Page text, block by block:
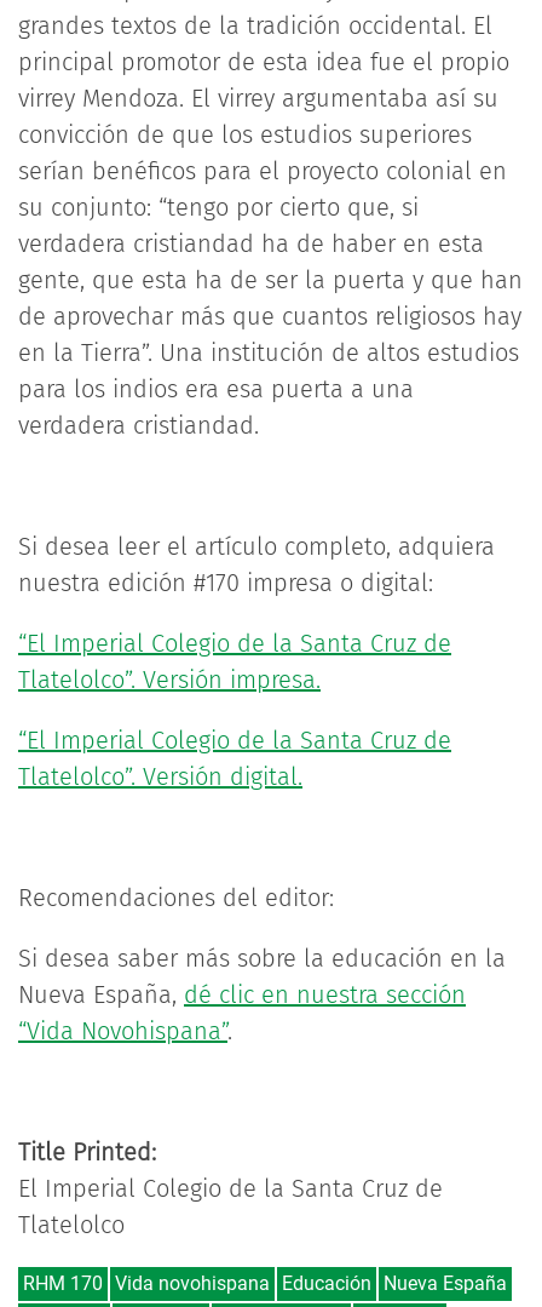
grandes textos de la tradición occidental. El
principal promotor de esta idea fue el propio
virrey Mendoza. El virrey argumentaba así su
convicción de que los estudios superiores
serían benéficos para el proyecto colonial en
su conjunto: “tengo por cierto que, si
verdadera cristiandad ha de haber en esta
gente, que esta ha de ser la puerta y que han
de aprovechar más que cuantos religiosos hay
en la Tierra”. Una institución de altos estudios
para los indios era esa puerta a una
verdadera cristiandad.
Si desea leer el artículo completo, adquiera
nuestra edición #170 impresa o digital:
“El Imperial Colegio de la Santa Cruz de
Tlatelolco”. Versión impresa.
“El Imperial Colegio de la Santa Cruz de
Tlatelolco”. Versión digital.
Recomendaciones del editor:
Si desea saber más sobre la educación en la
Nueva España, dé clic en nuestra sección
“Vida Novohispana”.
Title Printed:
El Imperial Colegio de la Santa Cruz de
Tlatelolco
RHM 170 Vida novohispana Educación
Nueva España